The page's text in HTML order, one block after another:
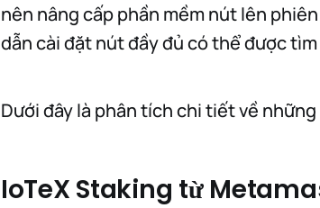
nên nâng cấp phần mềm nút lên
dẫn cài đặt nút đầy đủ có thể được
Dưới đây là phân tích chi tiết về
IoTeX Staking từ